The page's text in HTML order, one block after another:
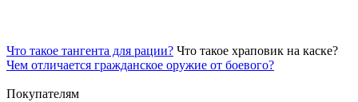
Что такое тангента для рации? Что такое храповик на каске?
Чем отличается гражданское оружие от боевого?
Покупателям